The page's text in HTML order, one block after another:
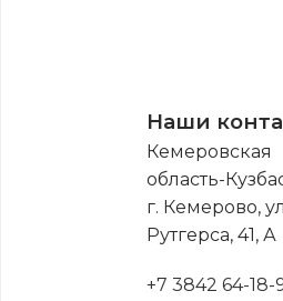
Наши
Кемеровская
область-
г. Кемерово,
Рутгерса, 41, А
+7 3842 64-18-